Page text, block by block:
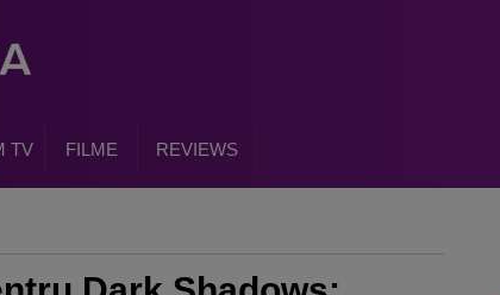
TV FILME REVIEWS